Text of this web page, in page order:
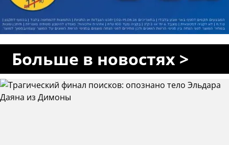
Больше в новостях >